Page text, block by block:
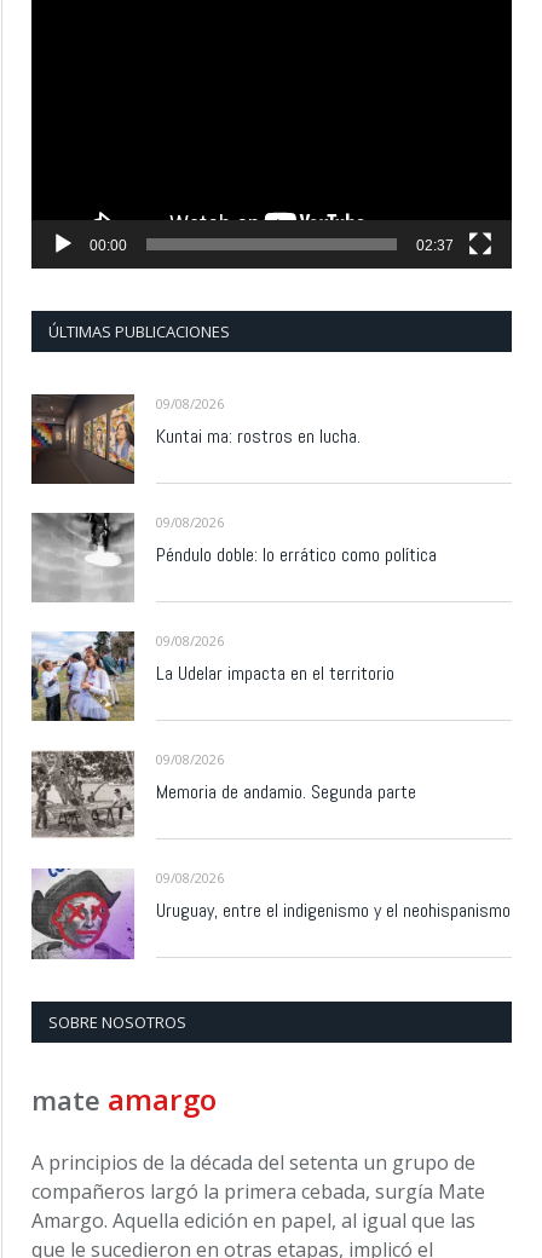
00:00 02:37
ÚLTIMAS PUBLICACIONES
09/08/2026
Kuntai ma: rostros en lucha.
09/08/2026
Péndulo doble: lo errático como política
09/08/2026
La Udelar impacta en el territorio
09/08/2026
Memoria de andamio. Segunda parte
09/08/2026
Uruguay, entre el indigenismo y el neohispanismo
SOBRE NOSOTROS
mate amargo
A principios de la década del setenta un grupo de
compañeros largó la primera cebada, surgía Mate
Amargo. Aquella edición en papel, al igual que las
que le sucedieron en otras etapas, implicó el